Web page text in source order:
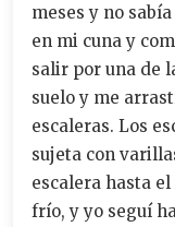
meses y no
en mi cuna y
salir por una de
suelo y me
escaleras. Los
sujeta con
escalera hasta
frío, y yo seguí